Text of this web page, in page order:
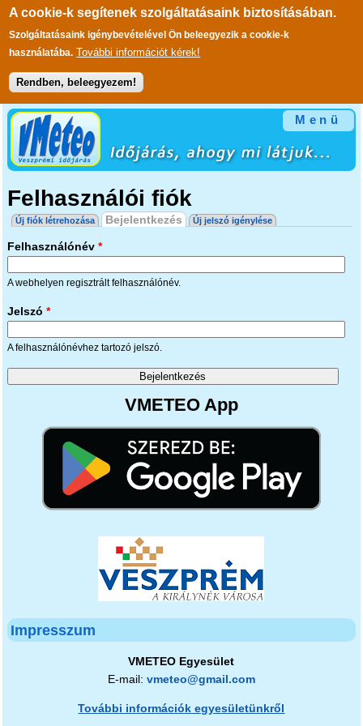
A cookie-k segítenek szolgáltatásaink biztosításában.
Szolgáltatásaink igénybevételével Ön beleegyezik a cookie-k
használatába. További információt kérek!
Rendben, beleegyezem!
Ugrás a tartalomra
Menü
Felhasználói fiók
Elsődleges fülek
Új fiók létrehozása Bejelentkezés (aktív fül)
Új jelszó igénylése
Felhasználónév *
A webhelyen regisztrált felhasználónév.
Jelszó *
A felhasználónévhez tartozó jelszó.
VMETEO App
Impresszum
VMETEO Egyesület
E-mail: vmeteo@gmail.com
További információk egyesületünkről